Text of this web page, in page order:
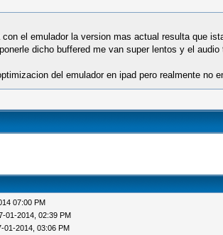
con el emulador la version mas actual resulta que
dicho buffered me van super lentos y el
del emulador en ipad pero realmente no
07:00 PM
01-2014, 02:39 PM
01-2014, 03:06 PM